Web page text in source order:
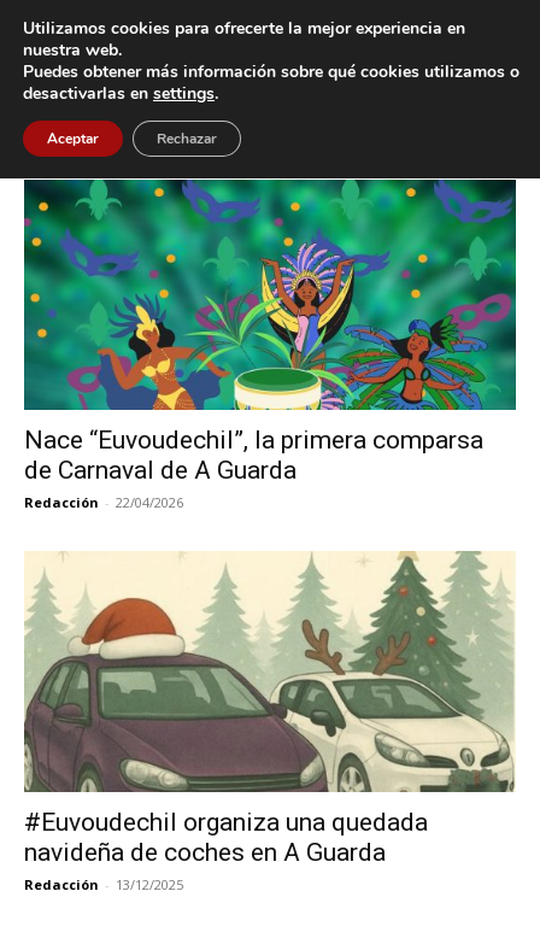
Inicio Etiquetas #Euvoudechil
Etiqueta: #Euvoudechil
Nace “Euvoudechil”, la primera comparsa
de Carnaval de A Guarda
Redacción - 22/04/2026
#Euvoudechil organiza una quedada
navideña de coches en A Guarda
Redacción - 13/12/2025
Utilizamos cookies para ofrecerte la mejor experiencia en
nuestra web.
Puedes obtener más información sobre qué cookies utilizamos o
desactivarlas en settings.
Aceptar Rechazar